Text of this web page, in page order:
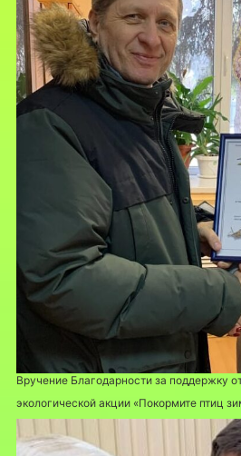
Вручение Благодарности за поддержку
экологической акции «Покормите птиц